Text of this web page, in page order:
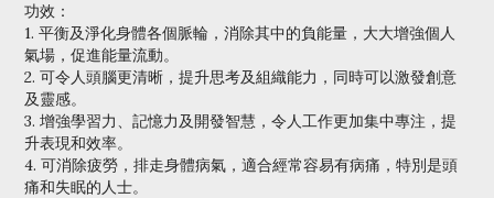
功效：
1. 平衡及淨化身體各個脈輪，消除其中的負能量，大大增強個人
氣場，促進能量流動。
2. 可令人頭腦更清晰，提升思考及組織能力，同時可以激發創意
及靈感。
3. 增強學習力、記憶力及開發智慧，令人工作更加集中專注，提
升表現和效率。
4. 可消除疲勞，排走身體病氣，適合經常容易有病痛，特別是頭
痛和失眠的人士。